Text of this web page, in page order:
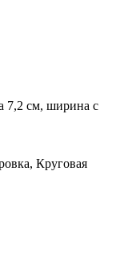
7,2 см, ширина с
Круговая